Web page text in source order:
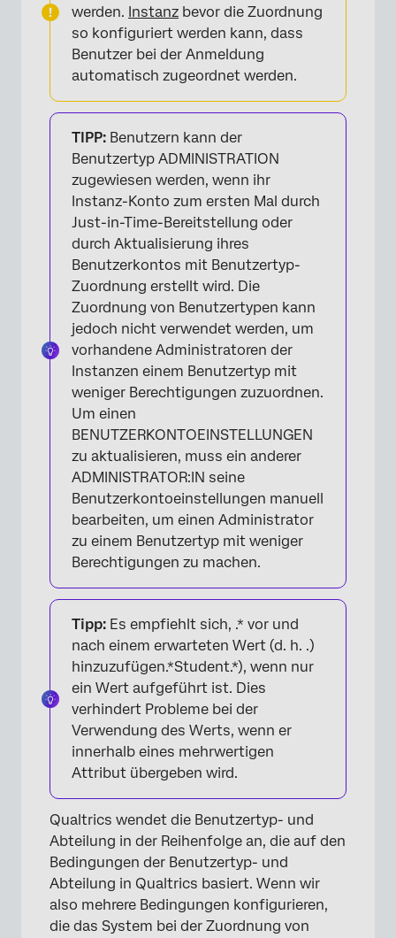
werden. Instanz bevor die Zuordnung
so konfiguriert werden kann, dass
Benutzer bei der Anmeldung
automatisch zugeordnet werden.
TIPP: Benutzern kann der
Benutzertyp ADMINISTRATION
zugewiesen werden, wenn ihr
Instanz-Konto zum ersten Mal durch
Just-in-Time-Bereitstellung oder
durch Aktualisierung ihres
Benutzerkontos mit Benutzertyp-
Zuordnung erstellt wird. Die
Zuordnung von Benutzertypen kann
jedoch nicht verwendet werden, um
vorhandene Administratoren der
Instanzen einem Benutzertyp mit
weniger Berechtigungen zuzuordnen.
Um einen
BENUTZERKONTOEINSTELLUNGEN
zu aktualisieren, muss ein anderer
ADMINISTRATOR:IN seine
Benutzerkontoeinstellungen manuell
bearbeiten, um einen Administrator
zu einem Benutzertyp mit weniger
Berechtigungen zu machen.
Tipp: Es empfiehlt sich, .* vor und
nach einem erwarteten Wert (d. h. .)
hinzuzufügen.*Student.*), wenn nur
ein Wert aufgeführt ist. Dies
verhindert Probleme bei der
Verwendung des Werts, wenn er
innerhalb eines mehrwertigen
Attribut übergeben wird.
Qualtrics wendet die Benutzertyp- und
Abteilung in der Reihenfolge an, die auf den
Bedingungen der Benutzertyp- und
Abteilung in Qualtrics basiert. Wenn wir
also mehrere Bedingungen konfigurieren,
die das System bei der Zuordnung von